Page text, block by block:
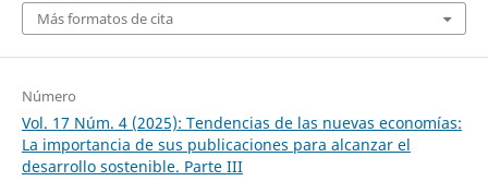
Más formatos de cita
Número
Vol. 17 Núm. 4 (2025): Tendencias de las nuevas economías:
La importancia de sus publicaciones para alcanzar el
desarrollo sostenible. Parte III